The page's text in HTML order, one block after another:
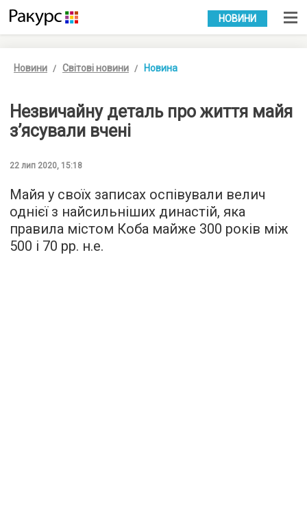
УКР РУС
НОВИНИ
Новини Світові новини Новина
Незвичайну деталь про життя майя
з’ясували вчені
22 лип 2020, 15:18
Майя у своїх записах оспівували велич
однієї з найсильніших династій, яка
правила містом Коба майже 300 років між
500 і 70 рр. н.е.